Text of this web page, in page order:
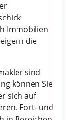
Immobilien
die
sind
können Sie
sich auf
Fort- und